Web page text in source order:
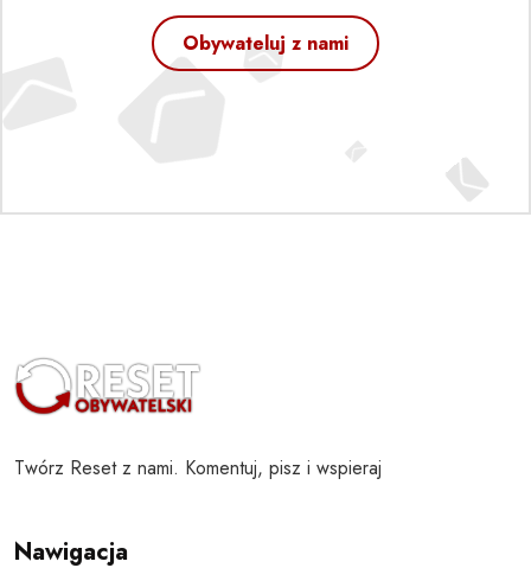
Obywateluj z nami
Twórz Reset z nami. Komentuj, pisz i wspieraj
Nawigacja